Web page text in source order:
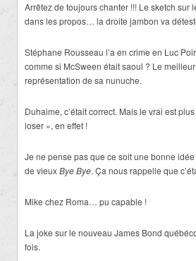
Arrêtez de toujours chanter !!! Le sketch sur
dans les propos… la droite jambon va
Stéphane Rousseau l’a en crime en Luc
comme si McSween était saoul ? Le
représentation de sa nunuche.
Duhaime, c’était correct. Mais le vrai est
loser », en effet !
Je ne pense pas que ce soit une bonne
de vieuxBye Bye. Ça nous rappelle que
Mike chez Roma… pu capable !
La joke sur le nouveau James Bond
fois.